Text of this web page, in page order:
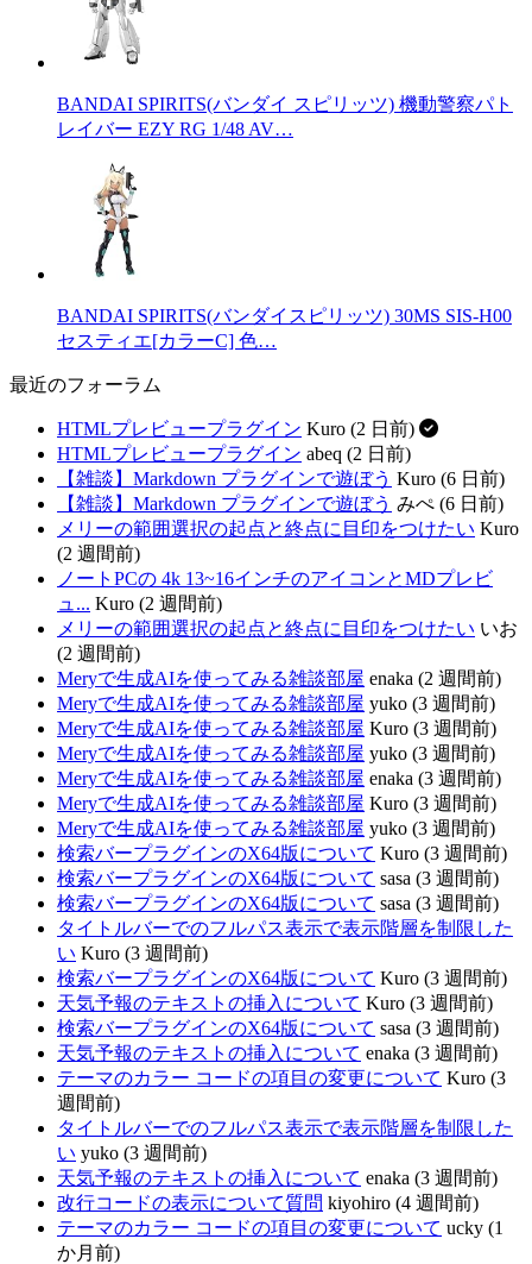
BANDAI SPIRITS(バンダイ スピリッツ) 機動警察パト
レイバー EZY RG 1/48 AV…
BANDAI SPIRITS(バンダイスピリッツ) 30MS SIS-H00
セスティエ[カラーC] 色…
最近のフォーラム
HTMLプレビュープラグイン Kuro (2 日前)
HTMLプレビュープラグイン abeq (2 日前)
【雑談】Markdown プラグインで遊ぼう Kuro (6 日前)
【雑談】Markdown プラグインで遊ぼう みぺ (6 日前)
メリーの範囲選択の起点と終点に目印をつけたい Kuro
(2 週間前)
ノートPCの 4k 13~16インチのアイコンとMDプレビ
ュ... Kuro (2 週間前)
メリーの範囲選択の起点と終点に目印をつけたい いお
(2 週間前)
Meryで生成AIを使ってみる雑談部屋 enaka (2 週間前)
Meryで生成AIを使ってみる雑談部屋 yuko (3 週間前)
Meryで生成AIを使ってみる雑談部屋 Kuro (3 週間前)
Meryで生成AIを使ってみる雑談部屋 yuko (3 週間前)
Meryで生成AIを使ってみる雑談部屋 enaka (3 週間前)
Meryで生成AIを使ってみる雑談部屋 Kuro (3 週間前)
Meryで生成AIを使ってみる雑談部屋 yuko (3 週間前)
検索バープラグインのX64版について Kuro (3 週間前)
検索バープラグインのX64版について sasa (3 週間前)
検索バープラグインのX64版について sasa (3 週間前)
タイトルバーでのフルパス表示で表示階層を制限した
い Kuro (3 週間前)
検索バープラグインのX64版について Kuro (3 週間前)
天気予報のテキストの挿入について Kuro (3 週間前)
検索バープラグインのX64版について sasa (3 週間前)
天気予報のテキストの挿入について enaka (3 週間前)
テーマのカラー コードの項目の変更について Kuro (3
週間前)
タイトルバーでのフルパス表示で表示階層を制限した
い yuko (3 週間前)
天気予報のテキストの挿入について enaka (3 週間前)
改行コードの表示について質問 kiyohiro (4 週間前)
テーマのカラー コードの項目の変更について ucky (1
か月前)